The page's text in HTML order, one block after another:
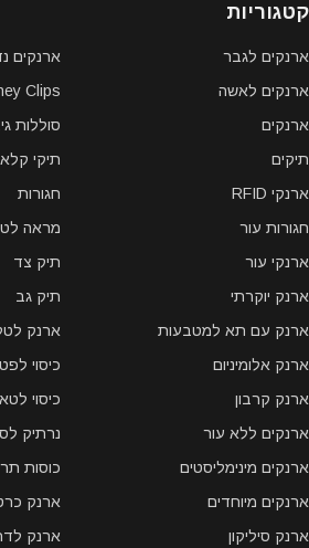
קטגוריות
ארנקים לגבר
ארנקים לאשה
ארנקים
תיקים
ארנקי RFID
חגורות עור
ארנקי עור
ארנק יוקרתי
ארנק עם תא למטבעות
ארנק אלומיניום
ארנק קרבון
ארנקים ללא עור
ארנקים מינימליסטים
ארנקים מיוחדים
ארנק סיליקון
ארנקים
Clips
סוללות
תיקי
חגורות
מראה
תיק צד
תיק גב
ארנק
כיסוי
כיסוי
נרתיק
כוסות
ארנק
ארנק